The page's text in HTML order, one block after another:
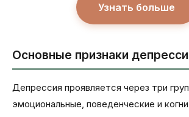
Узнать больше
Основные признаки
Депрессия проявляется через три
эмоциональные, поведенческие и